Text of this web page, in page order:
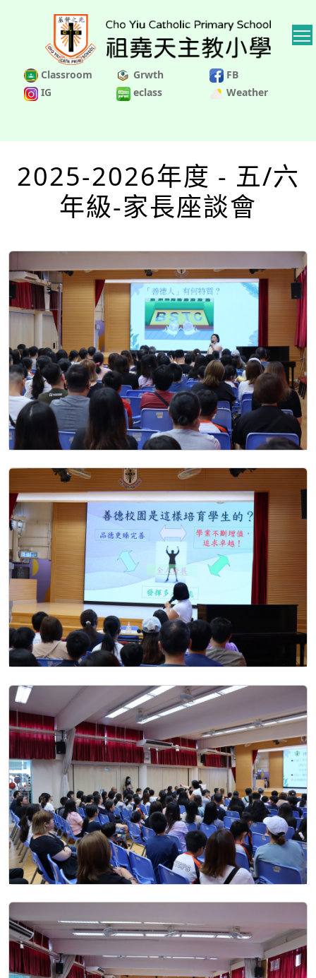
Classroom Grwth
FB
IG
eclass Weather
2025-2026年度 - 五/六
年級-家長座談會